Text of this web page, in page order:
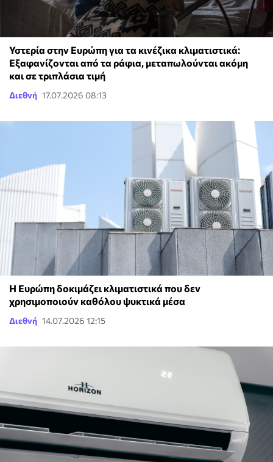
Υστερία στην Ευρώπη για τα κινέζικα κλιματιστικά:
Εξαφανίζονται από τα ράφια, μεταπωλούνται ακόμη
και σε τριπλάσια τιμή
Διεθνή 17.07.2026 08:13
Η Ευρώπη δοκιμάζει κλιματιστικά που δεν
χρησιμοποιούν καθόλου ψυκτικά μέσα
Διεθνή 14.07.2026 12:15